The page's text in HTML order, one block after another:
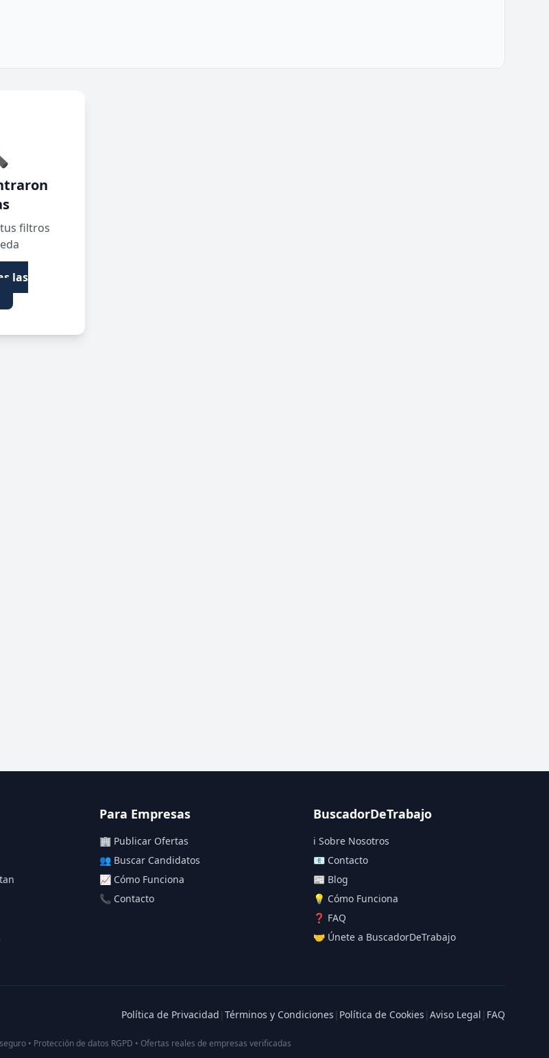
filtros
las
Para Empresas
🏢 Publicar Ofertas
👥 Buscar Candidatos
📈 Cómo Funciona
📞 Contacto
BuscadorDeTrabajo
ℹ️ Sobre Nosotros
📧 Contacto
📰 Blog
💡 Cómo Funciona
❓ FAQ
🤝 Únete a BuscadorDeTrabajo
Política de Privacidad | Términos y Condiciones | Política de Cookies | Aviso Legal | FAQ
• Protección de datos RGPD • Ofertas reales de empresas verificadas